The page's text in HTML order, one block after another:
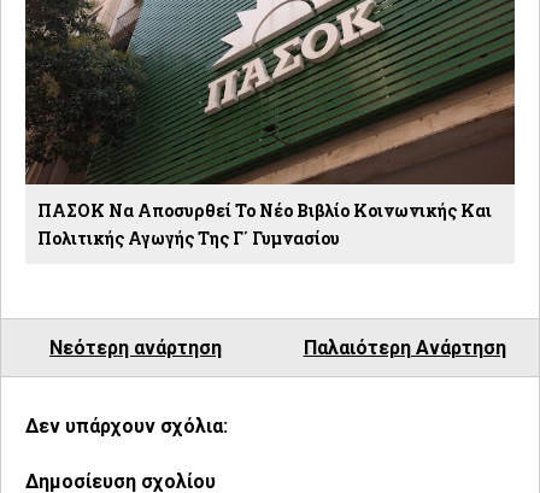
ΠΑΣΟΚ Να Αποσυρθεί Το Νέο Βιβλίο Κοινωνικής Και
Πολιτικής Αγωγής Της Γ΄ Γυμνασίου
Νεότερη ανάρτηση Παλαιότερη Ανάρτηση
Δεν υπάρχουν σχόλια:
Δημοσίευση σχολίου